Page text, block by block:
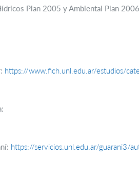
Plan 2005 y Ambiental Plan
https://www.fich.unl.edu.ar/estudios/
https://servicios.unl.edu.ar/guarani3/